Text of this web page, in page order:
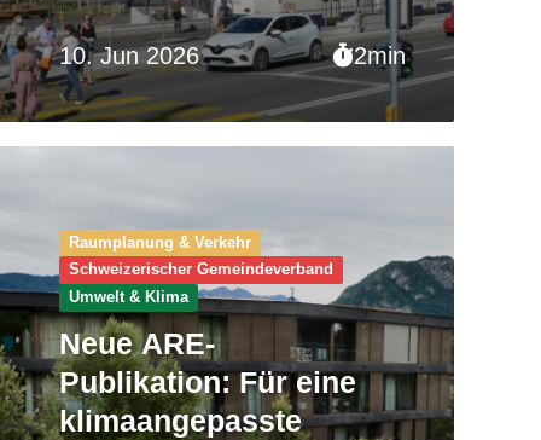
10. Jun 2026 2min
Raumplanung & Verkehr
Schweizerischer Gemeinde­verband
Umwelt & Klima
Neue ARE-
Publikation: Für eine
klimaangepasste